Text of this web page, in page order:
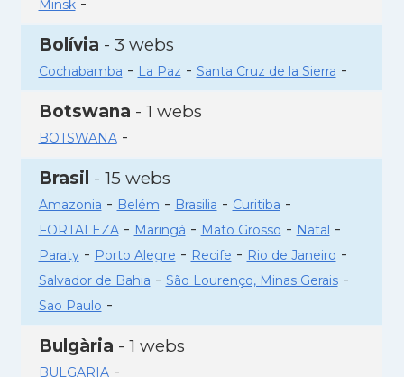
Minsk
Bolívia - 3 webs
Cochabamba - La Paz - Santa Cruz de la Sierra -
Botswana - 1 webs
BOTSWANA-
Brasil - 15 webs
Amazonia - Belém - Brasilia - Curitiba -
FORTALEZA- Maringá - Mato Grosso - Natal -
Paraty- Porto Alegre - Recife - Rio de Janeiro -
Salvador de Bahia - São Lourenço, Minas Gerais-
Sao Paulo -
Bulgària - 1 webs
BULGARIA-